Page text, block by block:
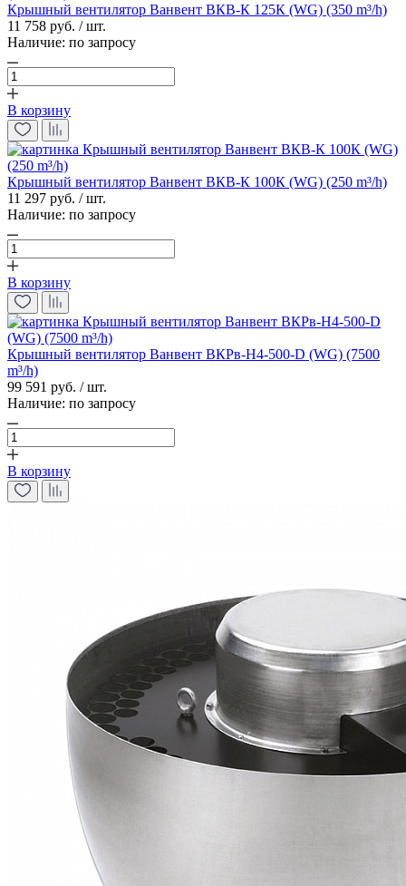
Крышный вентилятор Ванвент ВКВ-К 125К (WG) (350 m³/h)
11 758 руб. / шт.
Наличие: по запросу
В корзину
Крышный вентилятор Ванвент ВКВ-К 100К (WG) (250 m³/h)
11 297 руб. / шт.
Наличие: по запросу
В корзину
Крышный вентилятор Ванвент ВКРв-Н4-500-D (WG) (7500
m³/h)
99 591 руб. / шт.
Наличие: по запросу
В корзину